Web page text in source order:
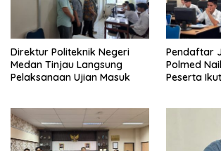
Direktur Politeknik Negeri
Medan Tinjau Langsung
Pelaksanaan Ujian Masuk
Pendaftar
Polmed
Peserta